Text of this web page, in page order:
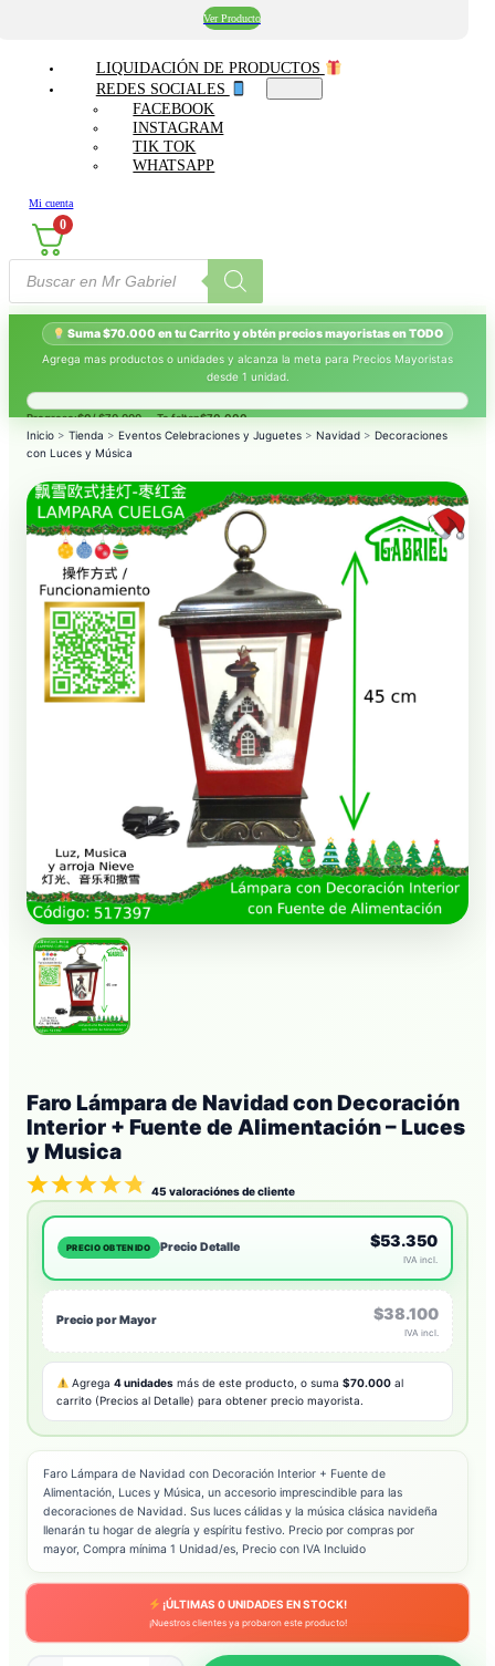
Ver Producto
LIQUIDACIÓN DE PRODUCTOS
REDES SOCIALES
FACEBOOK
INSTAGRAM
TIK TOK
WHATSAPP
Mi cuenta
0
Búsqueda
productos
Suma $70.000 en tu Carrito y obtén precios mayoristas en TODO
Agrega mas productos o unidades y alcanza la meta para Precios Mayoristas
desde 1 unidad.
Progreso:$0/ $70.000 — Te faltan$70.000.
Inicio > Tienda > Eventos Celebraciones y Juguetes > Navidad > Decoraciones
con Luces y Música
Faro Lámpara de Navidad con Decoración
Interior + Fuente de Alimentación – Luces
y Musica
45 valoraciónes de cliente
PRECIO OBTENIDO Precio Detalle $53.350
IVA incl.
Precio por Mayor $38.100
IVA incl.
Agrega4 unidades más de este producto, o suma$70.000 al
carrito (Precios al Detalle) para obtener precio mayorista.
Faro Lámpara de Navidad con Decoración Interior + Fuente de
Alimentación, Luces y Música, un accesorio imprescindible para las
decoraciones de Navidad. Sus luces cálidas y la música clásica navideña
llenarán tu hogar de alegría y espíritu festivo. Precio por compras por
mayor, Compra mínima 1 Unidad/es, Precio con IVA Incluido
¡ÚLTIMAS0UNIDADES EN STOCK!
¡Nuestros clientes ya probaron este producto!